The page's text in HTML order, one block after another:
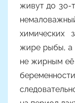
живут до 30-
химических
жире рыбы, а
не жирным